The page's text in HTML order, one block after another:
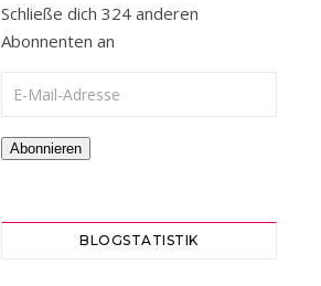
Schließe dich 324 anderen
Abonnenten an
E-Mail-Adresse
Abonnieren
BLOGSTATISTIK